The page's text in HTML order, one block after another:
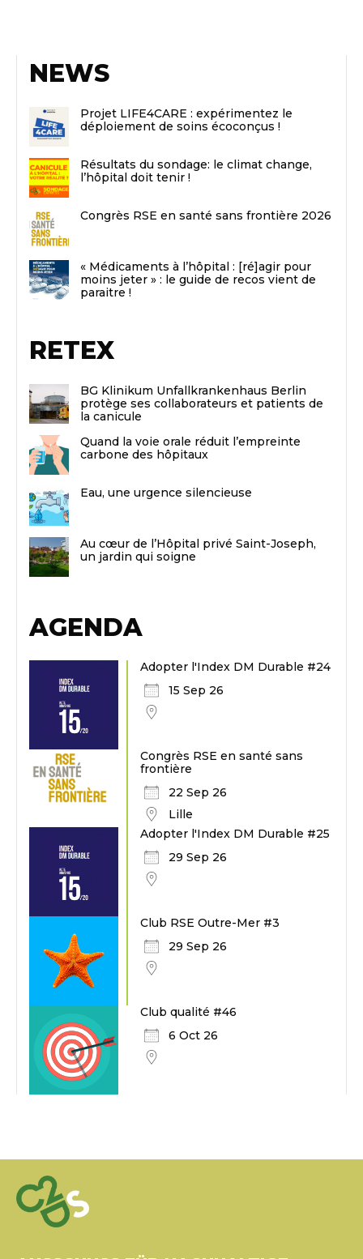
NEWS
Projet LIFE4CARE : expérimentez le
déploiement de soins écoconçus !
Résultats du sondage: le climat change,
l’hôpital doit tenir !
Congrès RSE en santé sans frontière 2026
« Médicaments à l’hôpital : [ré]agir pour
moins jeter » : le guide de recos vient de
paraitre !
RETEX
BG Klinikum Unfallkrankenhaus Berlin
protège ses collaborateurs et patients de
la canicule
Quand la voie orale réduit l’empreinte
carbone des hôpitaux
Eau, une urgence silencieuse
Au cœur de l’Hôpital privé Saint-Joseph,
un jardin qui soigne
AGENDA
Adopter l'Index DM Durable #24
15 Sep 26
Congrès RSE en santé sans
frontière
22 Sep 26
Lille
Adopter l'Index DM Durable #25
29 Sep 26
Club RSE Outre-Mer #3
29 Sep 26
Club qualité #46
6 Oct 26